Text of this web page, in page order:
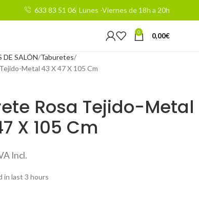
633 83 51 06 Lunes -Viernes de 18h a 20h
0 0,00€
DE SALÓN Taburetes
Metal 43 X 47 X 105 Cm
Rosa Tejido-Metal
X 105 Cm
Incl.
in last 3 hours